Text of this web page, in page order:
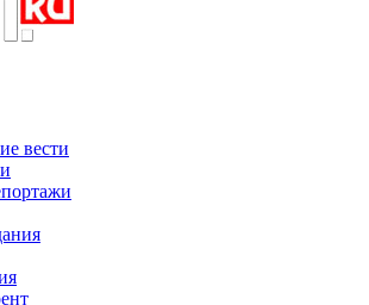
вести